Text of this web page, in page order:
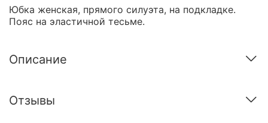
Юбка женская, прямого силуэта, на подкладке.
Пояс на эластичной тесьме.
Описание
Отзывы